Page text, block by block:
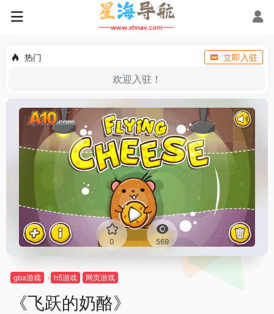
热门 立即入驻
欢迎入驻！
0 569
gba游戏 h5游戏 网页游戏
《飞跃的奶酪》